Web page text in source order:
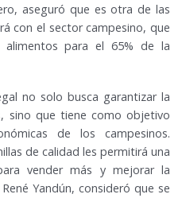
aseguró que es otra de las
con el sector campesino, que
para el 65% de la
no solo busca garantizar la
sino que tiene como objetivo
de los campesinos.
de calidad les permitirá una
vender más y mejorar la
Yandún, consideró que se